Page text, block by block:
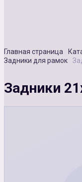
Главная страница
Задники для рамок
Задники